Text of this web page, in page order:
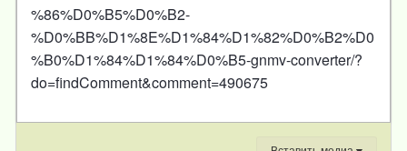
%86%D0%B5%D0%B2-
%D0%BB%D1%8E%D1%84%D1%82%D0%B2%D0
%B0%D1%84%D1%84%D0%B5-gnmv-converter/?
do=findComment&comment=490675